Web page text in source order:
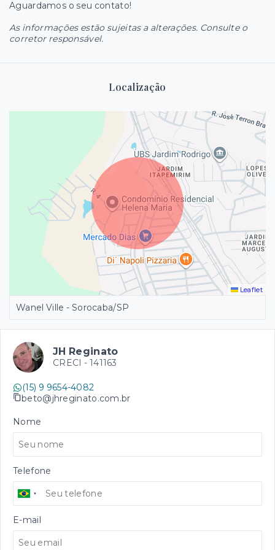
Aguardamos o seu contato!
As informações estão sujeitas a alterações. Consulte o
corretor responsável.
Localização
Leaflet
Wanel Ville - Sorocaba/SP
JH Reginato
CRECI - 141163
(15) 9 9654-4082
beto@jhreginato.com.br
Nome
Telefone
E-mail